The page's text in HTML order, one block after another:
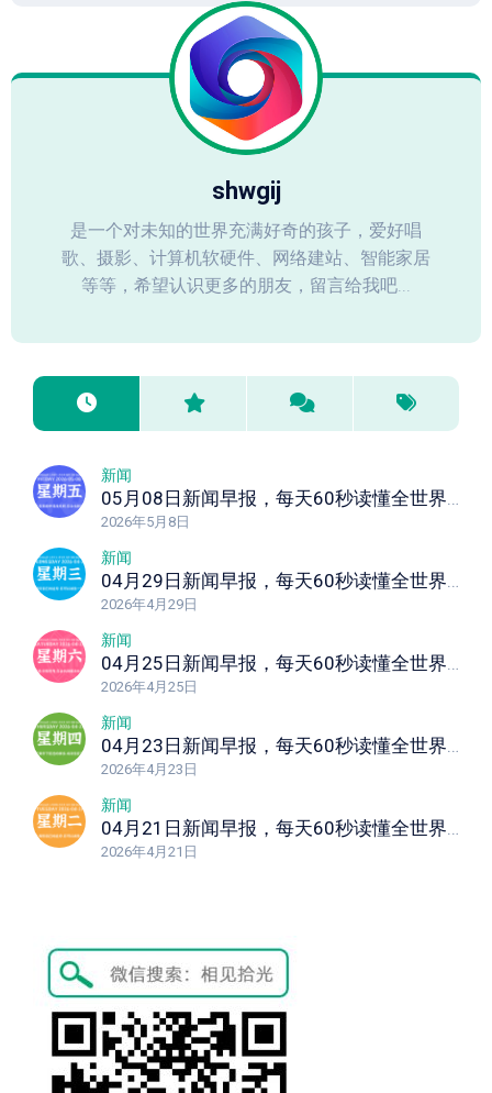
shwgij
是一个对未知的世界充满好奇的孩子，爱好唱
歌、摄影、计算机软硬件、网络建站、智能家居
等等，希望认识更多的朋友，留言给我吧...
新闻
05月08日新闻早报，每天60秒读懂全世界！
2026年5月8日
新闻
04月29日新闻早报，每天60秒读懂全世界！
2026年4月29日
新闻
04月25日新闻早报，每天60秒读懂全世界！
2026年4月25日
新闻
04月23日新闻早报，每天60秒读懂全世界！
2026年4月23日
新闻
04月21日新闻早报，每天60秒读懂全世界！
2026年4月21日